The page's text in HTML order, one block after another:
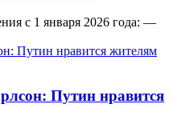
с 1 января 2026 года: —
Путин нравится